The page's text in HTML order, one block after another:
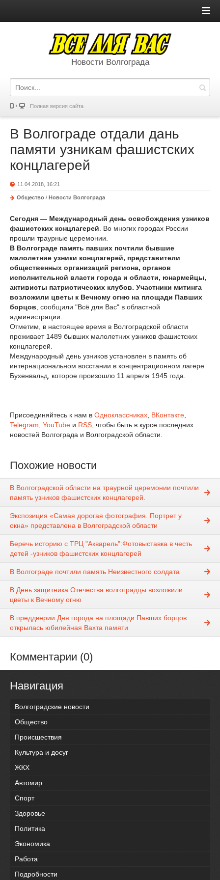
Новости Волгограда
Полная версия сайта
В Волгограде отдали дань
памяти узникам фашистских
концлагерей
11.04.2018, 16:21
Общество / Новости Волгограда
Сегодня — Международный день освобождения узников
фашистских концлагерей . Во многих городах России
прошли траурные церемонии.
В Волгограде память павших почтили бывшие
малолетние узники концлагерей, представители
общественных организаций региона, органов
исполнительной власти города и области, юнармейцы,
активисты патриотических клубов. Участники митинга
возложили цветы к Вечному огню на площади Павших
борцов , сообщили "Всё для Вас" в областной
администрации.
Отметим, в настоящее время в Волгоградской области
проживает 1489 бывших малолетних узников фашистских
концлагерей.
Международный день узников установлен в память об
интернациональном восстании в концентрационном лагере
Бухенвальд, которое произошло 11 апреля 1945 года.
Присоединяйтесь к нам в Одноклассниках ВКонтакте
Telegram YouTube и RSS , чтобы быть в курсе последних
новостей Волгограда и Волгоградской области.
Похожие новости
В Волгоградской области на траурной церемонии почтили
память узников фашистских концлагерей.
Экспозиция «Самая дорогая фотография. Портрет у
окна» представлена в Волгоградской области
Беречь историю с ТРЦ "Акварель":Фотовыставка в честь
детей -узников фашистских концлагерей
В Волгограде почтили память Неизвестного солдата
В День защитника Отечества волгоградцы возложили
цветы к Вечному огню
В преддверии Дня города на площади Павших борцов
открылась юбилейная Вахта памяти
Комментарии (0)
Навигация
Волгоградские новости
Общество
Происшествия
Культура и досуг
ЖКХ
Автомир
Спорт
Здоровье
Политика
Экономика
Работа
Подробности